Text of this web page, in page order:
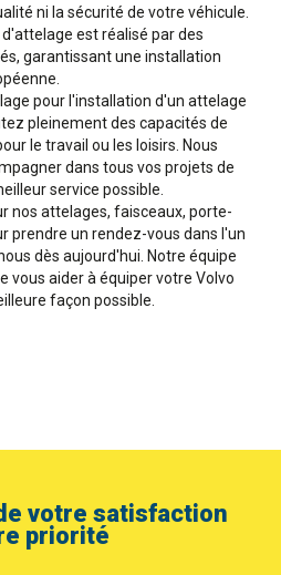
ni la sécurité de votre véhicule.
est réalisé par des
garantissant une installation
pour l'installation d'un attelage
pleinement des capacités de
le travail ou les loisirs. Nous
dans tous vos projets de
service possible.
nos attelages, faisceaux, porte-
prendre un rendez-vous dans l'un
dès aujourd'hui. Notre équipe
vous aider à équiper votre Volvo
façon possible.
votre satisfaction
priorité